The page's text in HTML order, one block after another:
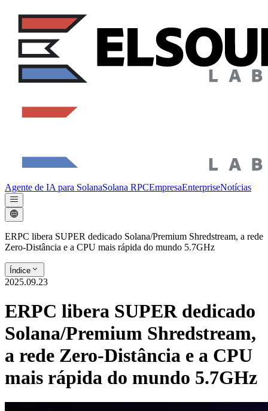
Agente de IA para SolanaSolana RPCEmpresaEnterpriseNotícias
ERPC libera SUPER dedicado Solana/Premium Shredstream, a rede
Zero-Distância e a CPU mais rápida do mundo 5.7GHz
Índice
2025.09.23
ERPC libera SUPER dedicado
Solana/Premium Shredstream,
a rede Zero-Distância e a CPU
mais rápida do mundo 5.7GHz